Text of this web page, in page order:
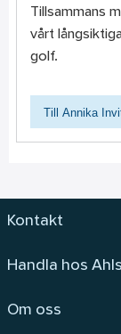
Tillsammans
vårt
golf.
Till Annika
Kontakt
Handla hos
Om oss